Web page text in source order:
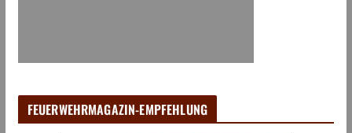
FEUERWEHRMAGAZIN-EMPFEHLUNG